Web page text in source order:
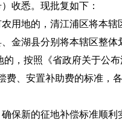
收悉。现批复如下：
用地的，清江浦区将本辖
金湖县分别将本辖区整
，按照《省政府关于公
、安置补助费的标准，
保新的征地补偿标准顺